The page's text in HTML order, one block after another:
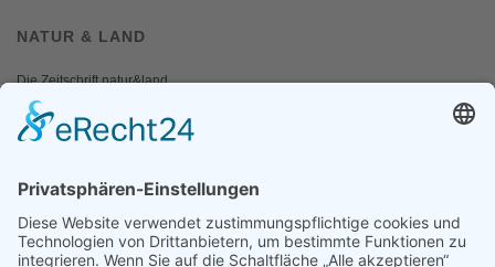
NATUR & LAND
Die Zeitschrift natur&land
Archiv
Mediadaten
Fotos und Logos
Presseaussendungen